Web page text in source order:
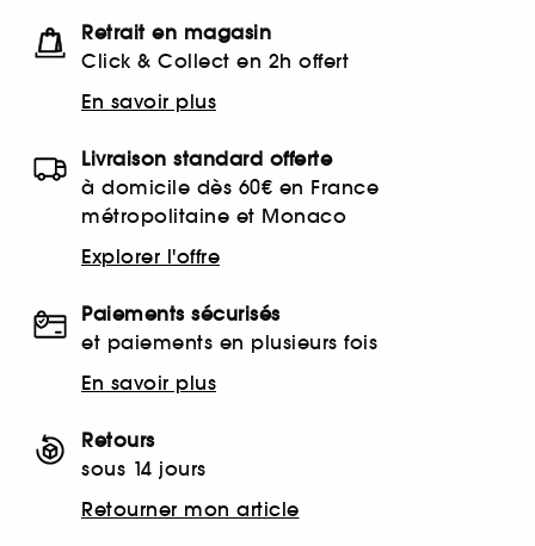
Retrait en magasin
Click & Collect en 2h offert
En savoir plus
Livraison standard offerte
à domicile dès 60€ en France
métropolitaine et Monaco
Explorer l'offre
Paiements sécurisés
et paiements en plusieurs fois
En savoir plus
Retours
sous 14 jours
Retourner mon article